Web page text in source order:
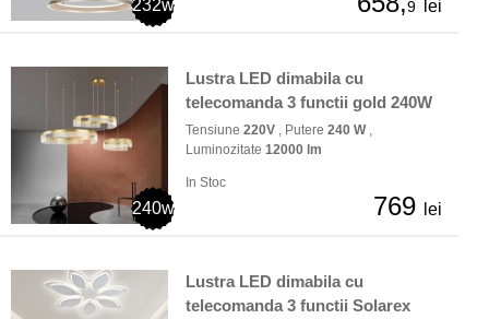
232w 9 lei
240w
Lustra LED dimabila cu
telecomanda 3 functii gold 240W
Tensiune 220V , Putere 240 W,
Luminozitate 12000 lm
In Stoc
769 lei
Lustra LED dimabila cu
telecomanda 3 functii Solarex